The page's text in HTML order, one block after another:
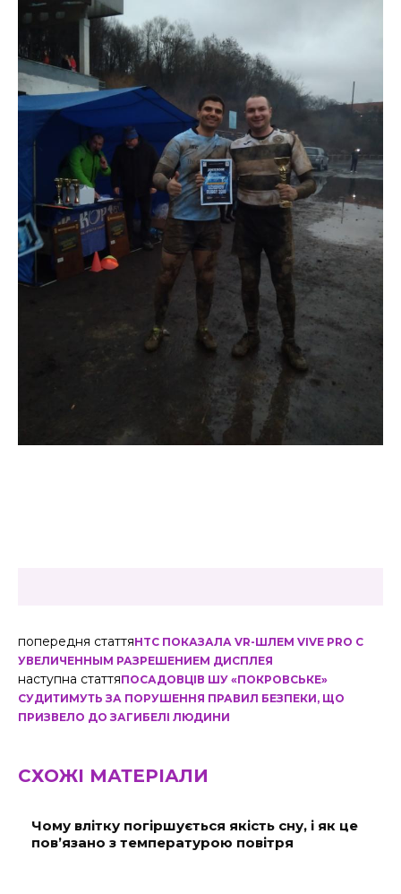
попередня статтяHTC ПОКАЗАЛА VR-ШЛЕМ VIVE PRO С
УВЕЛИЧЕННЫМ РАЗРЕШЕНИЕМ ДИСПЛЕЯ
наступна статтяПОСАДОВЦІВ ШУ «ПОКРОВСЬКЕ»
СУДИТИМУТЬ ЗА ПОРУШЕННЯ ПРАВИЛ БЕЗПЕКИ, ЩО
ПРИЗВЕЛО ДО ЗАГИБЕЛІ ЛЮДИНИ
СХОЖІ МАТЕРІАЛИ
Чому влітку погіршується якість сну, і як це
пов’язано з температурою повітря